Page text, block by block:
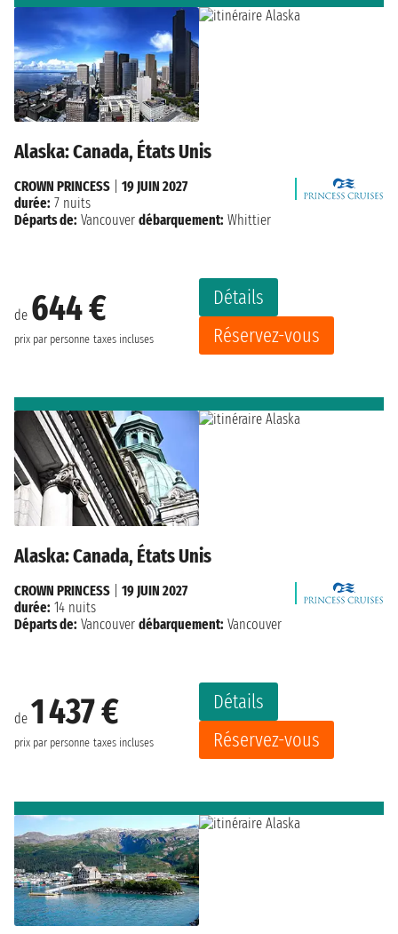
Alaska: Canada, États Unis
de 644 €
prix par personne taxes incluses
Détails
Réservez-vous
CROWN PRINCESS
19 JUIN 2027
durée: 7 nuits
Départs de: Vancouver débarquement: Whittier
Alaska: Canada, États Unis
de 1 437 €
prix par personne taxes incluses
Détails
Réservez-vous
CROWN PRINCESS
19 JUIN 2027
durée: 14 nuits
Départs de: Vancouver débarquement: Vancouver